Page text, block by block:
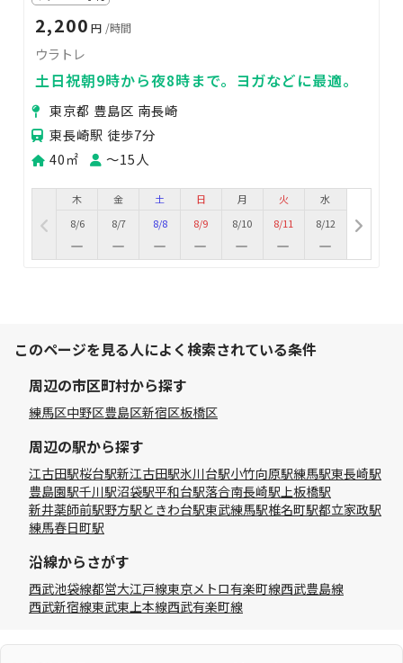
2,200 円 /時間
ウラトレ
土日祝朝9時から夜8時まで。ヨガなどに最適。
東京都 豊島区 南長崎
東長崎駅 徒歩7分
40㎡
〜15人
木
8/6
金
8/7
土
8/8
日
8/9
月
8/10
火
8/11
水
8/12
このページを見る人によく検索されている条件
周辺の市区町村から探す
練馬区中野区豊島区新宿区板橋区
周辺の駅から探す
江古田駅桜台駅新江古田駅氷川台駅小竹向原駅練馬駅東長崎駅
豊島園駅千川駅沼袋駅平和台駅落合南長崎駅上板橋駅
新井薬師前駅野方駅ときわ台駅東武練馬駅椎名町駅都立家政駅
練馬春日町駅
沿線からさがす
西武池袋線都営大江戸線東京メトロ有楽町線西武豊島線
西武新宿線東武東上本線西武有楽町線